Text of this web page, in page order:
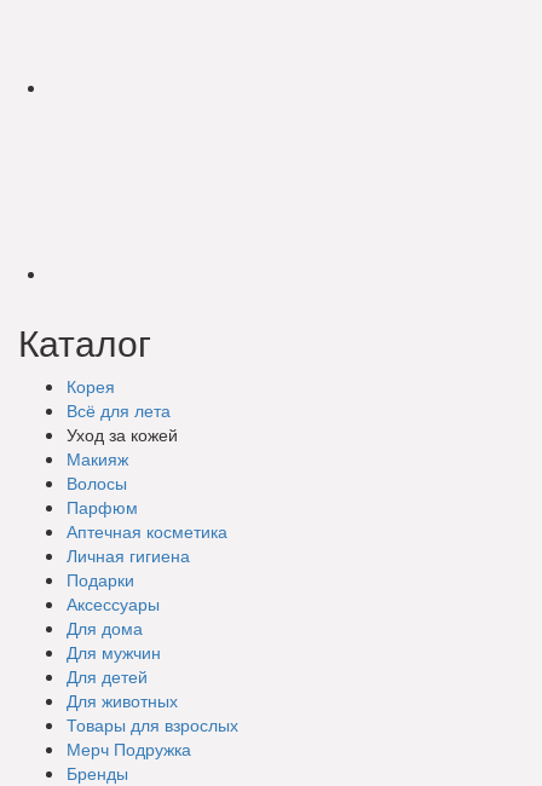
Каталог
Корея
Всё для лета
Уход за кожей
Макияж
Волосы
Парфюм
Аптечная косметика
Личная гигиена
Подарки
Аксессуары
Для дома
Для мужчин
Для детей
Для животных
Товары для взрослых
Мерч Подружка
Бренды